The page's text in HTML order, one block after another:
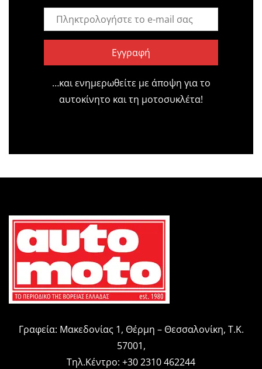
Εγγραφή
…και ενημερωθείτε με άποψη για το
αυτοκίνητο και τη μοτοσυκλέτα!
Γραφεία: Μακεδονίας 1, Θέρμη – Θεσσαλονίκη, Τ.Κ.
57001,
Τηλ.Κέντρο: +30 2310 462244